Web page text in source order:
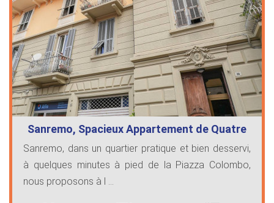
Sanremo, Spacieux Appartement de Quatre
…
Sanremo, dans un quartier pratique et bien desservi,
à quelques minutes à pied de la Piazza Colombo,
nous proposons à l ...